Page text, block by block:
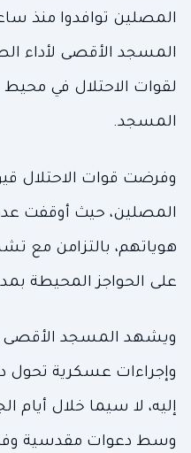
المصلين توافدوا منذ
المسجد الأقصى لأداء
لقوات الاحتلال في محيط
المسجد.
وفرضت قوات الاحتلال
المصلين، حيث أوقفت
هوياتهم، بالتزامن مع
على الحواجز المحيطة
ويشهد المسجد
وإجراءات عسكرية
إليه، لا سيما خلال أيام
وسط دعوات مقدسية